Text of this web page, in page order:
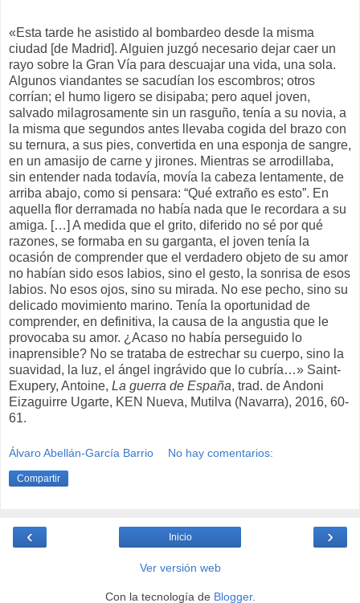
«Esta tarde he asistido al bombardeo desde la misma
ciudad [de Madrid]. Alguien juzgó necesario dejar caer un
rayo sobre la Gran Vía para descuajar una vida, una sola.
Algunos viandantes se sacudían los escombros; otros
corrían; el humo ligero se disipaba; pero aquel joven,
salvado milagrosamente sin un rasguño, tenía a su novia, a
la misma que segundos antes llevaba cogida del brazo con
su ternura, a sus pies, convertida en una esponja de sangre,
en un amasijo de carne y jirones. Mientras se arrodillaba,
sin entender nada todavía, movía la cabeza lentamente, de
arriba abajo, como si pensara: “Qué extraño es esto”. En
aquella flor derramada no había nada que le recordara a su
amiga. […] A medida que el grito, diferido no sé por qué
razones, se formaba en su garganta, el joven tenía la
ocasión de comprender que el verdadero objeto de su amor
no habían sido esos labios, sino el gesto, la sonrisa de esos
labios. No esos ojos, sino su mirada. No ese pecho, sino su
delicado movimiento marino. Tenía la oportunidad de
comprender, en definitiva, la causa de la angustia que le
provocaba su amor. ¿Acaso no había perseguido lo
inaprensible? No se trataba de estrechar su cuerpo, sino la
suavidad, la luz, el ángel ingrávido que lo cubría…» Saint-
Exupery, Antoine, La guerra de España, trad. de Andoni
Eizaguirre Ugarte, KEN Nueva, Mutilva (Navarra), 2016, 60-
61.
Álvaro Abellán-García Barrio No hay comentarios:
Compartir
‹ ›
Inicio
Ver versión web
Con la tecnología de Blogger.